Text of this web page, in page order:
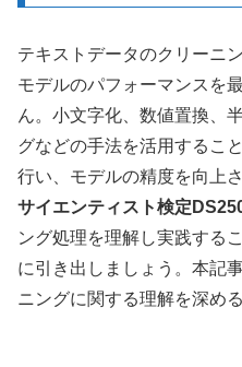
テキストデータのクリーニ
モデルのパフォーマンスを
ん。小文字化、数値置換、
グなどの手法を活用するこ
行い、モデルの精度を向上
サイエンティスト検定
ング処理を理解し実践する
に引き出しましょう。本記
ニングに関する理解を深め